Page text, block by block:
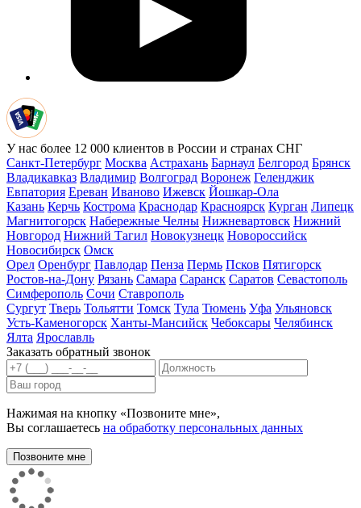
У нас более 12 000 клиентов в России и странах СНГ
Санкт-Петербург Москва Астрахань Барнаул Белгород Брянск
Владикавказ Владимир Волгоград Воронеж Геленджик
Евпатория Ереван Иваново Ижевск Йошкар-Ола
Казань Керчь Кострома Краснодар Красноярск Курган Липецк
Магнитогорск Набережные Челны Нижневартовск Нижний
Новгород Нижний Тагил Новокузнецк Новороссийск
Новосибирск Омск
Орел Оренбург Павлодар Пенза Пермь Псков Пятигорск
Ростов-на-Дону Рязань Самара Саранск Саратов Севастополь
Симферополь Сочи Ставрополь
Сургут Тверь Тольятти Томск Тула Тюмень Уфа Ульяновск
Усть-Каменогорск Ханты-Мансийск Чебоксары Челябинск
Ялта Ярославль
Заказать обратный звонок
Нажимая на кнопку «Позвоните мне»,
Вы соглашаетесь на обработку персональных данных